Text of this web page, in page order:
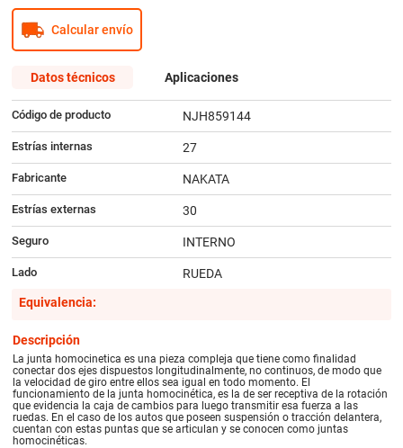
Calcular envío
Datos técnicos Aplicaciones
Código de producto NJH859144
Estrías internas 27
Fabricante NAKATA
Estrías externas 30
Seguro INTERNO
Lado
RUEDA
Equivalencia:
Descripción
La junta homocinetica es una pieza compleja que tiene como finalidad
conectar dos ejes dispuestos longitudinalmente, no continuos, de modo que
la velocidad de giro entre ellos sea igual en todo momento. El
funcionamiento de la junta homocinética, es la de ser receptiva de la rotación
que evidencia la caja de cambios para luego transmitir esa fuerza a las
ruedas. En el caso de los autos que poseen suspensión o tracción delantera,
cuentan con estas puntas que se articulan y se conocen como juntas
homocinéticas.